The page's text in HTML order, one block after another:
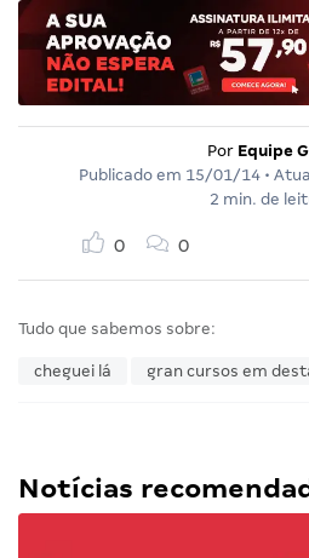
Por Equipe
Publicado em 15/01/14 •
2 min. de
0 0
Tudo que sabemos sobre:
cheguei lá gran cursos em
Notícias